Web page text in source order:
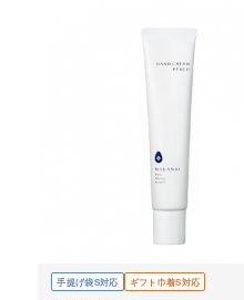
手提げ袋S対応 ギフト巾着S対応